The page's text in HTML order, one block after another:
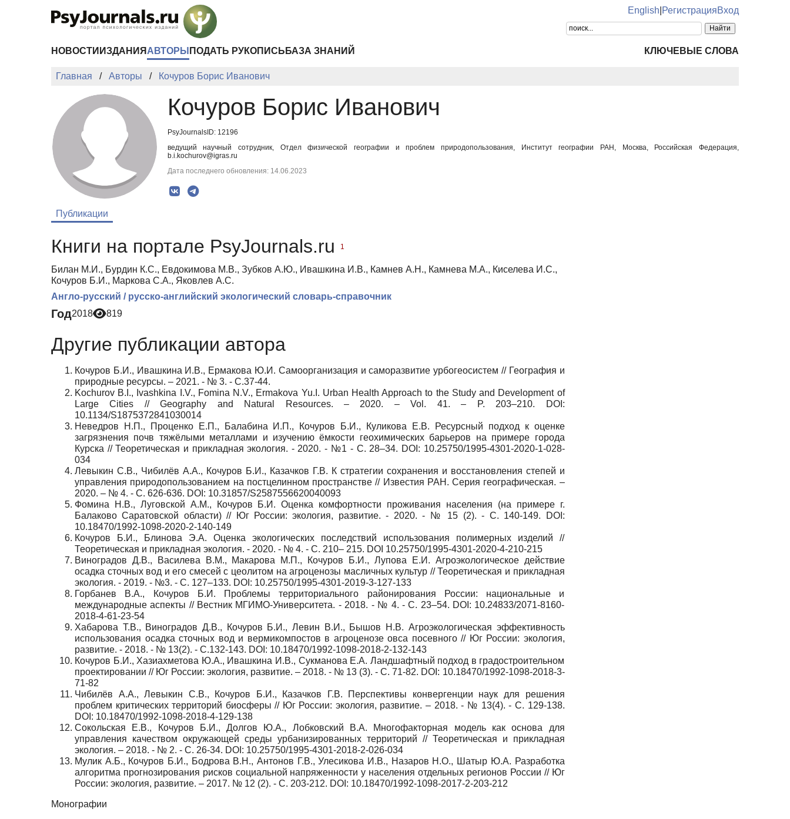
English РегистрацияВход
НОВОСТИ ИЗДАНИЯ АВТОРЫ ПОДАТЬ РУКОПИСЬ БАЗА ЗНАНИЙ КЛЮЧЕВЫЕ СЛОВА
Главная Авторы Кочуров Борис Иванович
Кочуров Борис Иванович
PsyJournalsID: 12196
ведущий научный сотрудник, Отдел физической географии и проблем природопользования, Институт географии РАН, Москва, Российская Федерация,
b.i.kochurov@igras.ru
Дата последнего обновления: 14.06.2023
Публикации
Книги на портале PsyJournals.ru 1
Билан М.И., Бурдин К.С., Евдокимова М.В., Зубков А.Ю., Ивашкина И.В., Камнев А.Н., Камнева М.А., Киселева И.С.,
Кочуров Б.И., Маркова С.А., Яковлев А.С.
Англо-русский / русско-английский экологический словарь-справочник
Год2018 819
Другие публикации автора
Кочуров Б.И., Ивашкина И.В., Ермакова Ю.И. Самоорганизация и саморазвитие урбогеосистем // География и
природные ресурсы. – 2021. - № 3. - С.37-44.
Kochurov B.I., Ivashkina I.V., Fomina N.V., Ermakova Yu.I. Urban Health Approach to the Study and Development of
Large Cities // Geography and Natural Resources. – 2020. – Vol. 41. – P. 203–210. DOI:
10.1134/S1875372841030014
Неведров Н.П., Проценко Е.П., Балабина И.П., Кочуров Б.И., Куликова Е.В. Ресурсный подход к оценке
загрязнения почв тяжёлыми металлами и изучению ёмкости геохимических барьеров на примере города
Курска // Теоретическая и прикладная экология. - 2020. - №1 - С. 28–34. DOI: 10.25750/1995-4301-2020-1-028-
034
Левыкин С.В., Чибилёв А.А., Кочуров Б.И., Казачков Г.В. К стратегии сохранения и восстановления степей и
управления природопользованием на постцелинном пространстве // Известия РАН. Серия географическая. –
2020. – № 4. - С. 626-636. DOI: 10.31857/S2587556620040093
Фомина Н.В., Луговской А.М., Кочуров Б.И. Оценка комфортности проживания населения (на примере г.
Балаково Саратовской области) // Юг России: экология, развитие. - 2020. - № 15 (2). - С. 140-149. DOI:
10.18470/1992-1098-2020-2-140-149
Кочуров Б.И., Блинова Э.А. Оценка экологических последствий использования полимерных изделий //
Теоретическая и прикладная экология. - 2020. - № 4. - С. 210– 215. DOI 10.25750/1995-4301-2020-4-210-215
Виноградов Д.В., Василева В.М., Макарова М.П., Кочуров Б.И., Лупова Е.И. Агроэкологическое действие
осадка сточных вод и его смесей с цеолитом на агроценозы масличных культур // Теоретическая и прикладная
экология. - 2019. - №3. - С. 127–133. DOI: 10.25750/1995-4301-2019-3-127-133
Горбанев В.А., Кочуров Б.И. Проблемы территориального районирования России: национальные и
международные аспекты // Вестник МГИМО-Университета. - 2018. - № 4. - С. 23–54. DOI: 10.24833/2071-8160-
2018-4-61-23-54
Хабарова Т.В., Виноградов Д.В., Кочуров Б.И., Левин В.И., Бышов Н.В. Агроэкологическая эффективность
использования осадка сточных вод и вермикомпостов в агроценозе овса посевного // Юг России: экология,
развитие. - 2018. - № 13(2). - С.132-143. DOI: 10.18470/1992-1098-2018-2-132-143
Кочуров Б.И., Хазиахметова Ю.А., Ивашкина И.В., Сукманова Е.А. Ландшафтный подход в градостроительном
проектировании // Юг России: экология, развитие. – 2018. - № 13 (3). - С. 71-82. DOI: 10.18470/1992-1098-2018-3-
71-82
Чибилёв А.А., Левыкин С.В., Кочуров Б.И., Казачков Г.В. Перспективы конвергенции наук для решения
проблем критических территорий биосферы // Юг России: экология, развитие. – 2018. - № 13(4). - С. 129-138.
DOI: 10.18470/1992-1098-2018-4-129-138
Сокольская Е.В., Кочуров Б.И., Долгов Ю.А., Лобковский В.А. Многофакторная модель как основа для
управления качеством окружающей среды урбанизированных территорий // Теоретическая и прикладная
экология. – 2018. - № 2. - C. 26-34. DOI: 10.25750/1995-4301-2018-2-026-034
Мулик А.Б., Кочуров Б.И., Бодрова В.Н., Антонов Г.В., Улесикова И.В., Назаров Н.О., Шатыр Ю.А. Разработка
алгоритма прогнозирования рисков социальной напряженности у населения отдельных регионов России // Юг
России: экология, развитие. – 2017. № 12 (2). - С. 203-212. DOI: 10.18470/1992-1098-2017-2-203-212
Монографии